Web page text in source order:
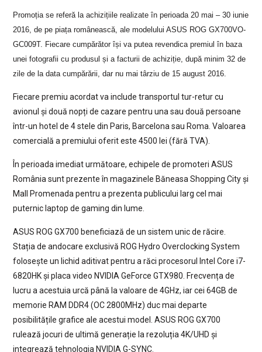
Promoția se referă la achizițiile realizate în perioada 20 mai – 30 iunie
2016, de pe piața românească, ale modelului ASUS ROG GX700VO-
GC009T. Fiecare cumpărător își va putea revendica premiul în baza
unei fotografii cu produsul și a facturii de achiziție, după minim 32 de
zile de la data cumpărării, dar nu mai târziu de 15 august 2016.
Fiecare premiu acordat va include transportul tur-retur cu
avionul și două nopți de cazare pentru una sau două persoane
într-un hotel de 4 stele din Paris, Barcelona sau Roma. Valoarea
comercială a premiului oferit este 4500 lei (fără TVA).
În perioada imediat următoare, echipele de promoteri ASUS
România sunt prezente în magazinele Băneasa Shopping City și
Mall Promenada pentru a prezenta publicului larg cel mai
puternic laptop de gaming din lume.
ASUS ROG GX700 beneficiază de un sistem unic de răcire.
Stația de andocare exclusivă ROG Hydro Overclocking System
folosește un lichid aditivat pentru a răci procesorul Intel Core i7-
6820HK și placa video NVIDIA GeForce GTX980. Frecvența de
lucru a acestuia urcă până la valoare de 4GHz, iar cei 64GB de
memorie RAM DDR4 (OC 2800MHz) duc mai departe
posibilitățile grafice ale acestui model. ASUS ROG GX700
rulează jocuri de ultimă generație la rezoluția 4K/UHD și
integrează tehnologia NVIDIA G-SYNC.